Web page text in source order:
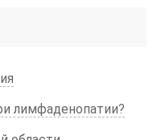
лимфаденопатии?